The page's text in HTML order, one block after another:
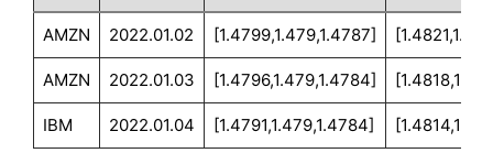
AMZN 2022.01.02 [1.4799,1.479,1.4787]
AMZN 2022.01.03 [1.4796,1.479,1.4784]
IBM 2022.01.04 [1.4791,1.479,1.4784]